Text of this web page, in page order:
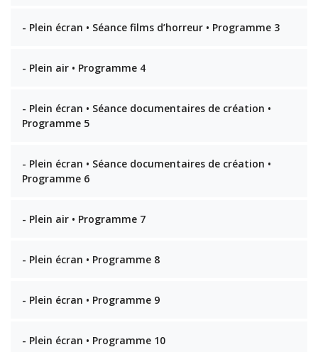
- Plein écran • Séance films d’horreur • Programme 3
- Plein air • Programme 4
- Plein écran • Séance documentaires de création •
Programme 5
- Plein écran • Séance documentaires de création •
Programme 6
- Plein air • Programme 7
- Plein écran • Programme 8
- Plein écran • Programme 9
- Plein écran • Programme 10